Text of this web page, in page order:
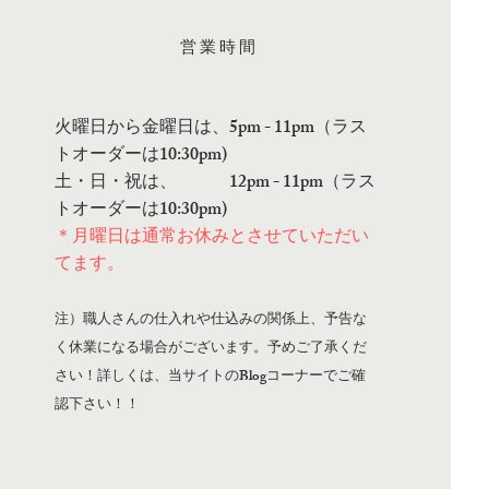
営業時間
火曜日から金曜日は、5pm - 11pm（ラス
トオーダーは10:30pm)
土・日・祝は、 12pm - 11pm（ラス
トオーダーは10:30pm)
＊月曜日は通常お休みとさせていただい
てます。
注）職人さんの仕入れや仕込みの関係上、予告な
く休業になる場合がございます。予めご了承くだ
さい！詳しくは、当サイトのBlogコーナーでご確
認下さい！！